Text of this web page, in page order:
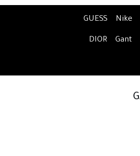
Nike
GUESS
Gant
DIOR